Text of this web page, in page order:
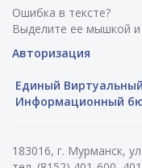
Ошибка в тексте?
Выделите ее мышкой
Авторизация
Единый
Информационный
183016, г. Мурманск,